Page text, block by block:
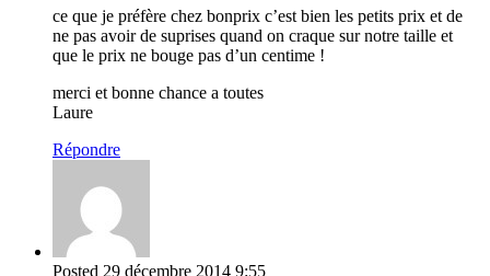
ce que je préfère chez bonprix c’est bien les petits prix et de
ne pas avoir de suprises quand on craque sur notre taille et
que le prix ne bouge pas d’un centime !
merci et bonne chance a toutes
Laure
Répondre
Posted 29 décembre 2014 9:55